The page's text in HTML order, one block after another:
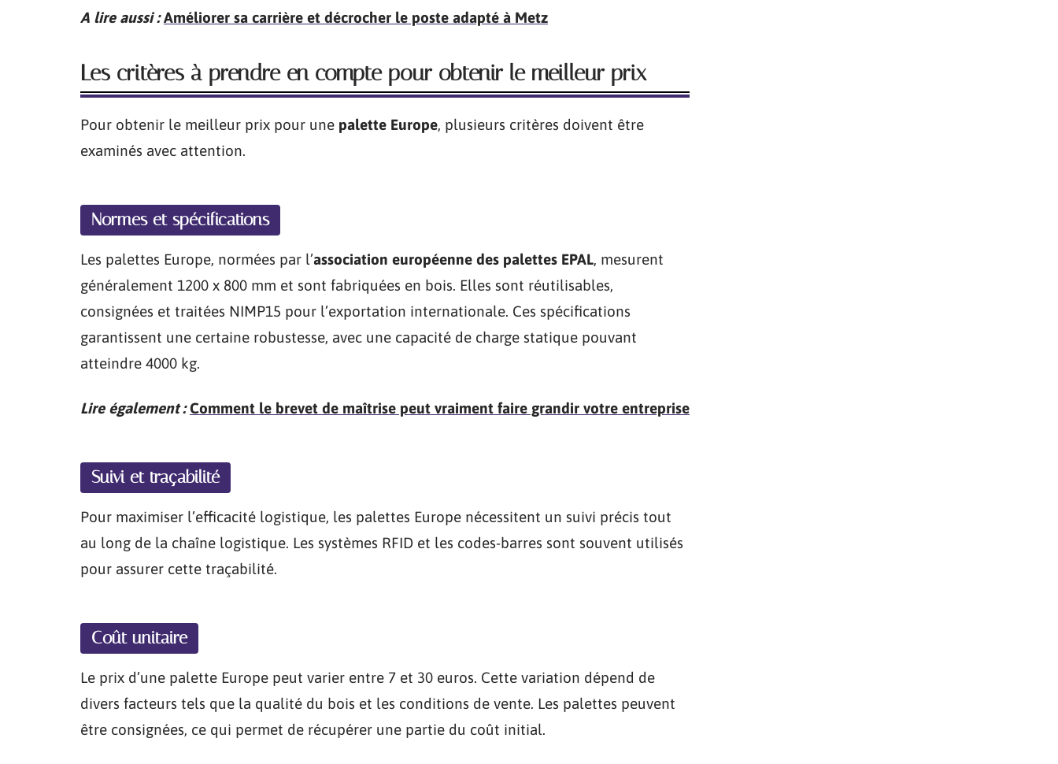
A lire aussi : Améliorer sa carrière et décrocher le poste adapté à Metz
Les critères à prendre en compte pour obtenir le meilleur prix
Pour obtenir le meilleur prix pour une palette Europe, plusieurs critères doivent être
examinés avec attention.
Normes et spécifications
Les palettes Europe, normées par l’association européenne des palettes EPAL, mesurent
généralement 1200 x 800 mm et sont fabriquées en bois. Elles sont réutilisables,
consignées et traitées NIMP15 pour l’exportation internationale. Ces spécifications
garantissent une certaine robustesse, avec une capacité de charge statique pouvant
atteindre 4000 kg.
Lire également : Comment le brevet de maîtrise peut vraiment faire grandir votre entreprise
Suivi et traçabilité
Pour maximiser l’efficacité logistique, les palettes Europe nécessitent un suivi précis tout
au long de la chaîne logistique. Les systèmes RFID et les codes-barres sont souvent utilisés
pour assurer cette traçabilité.
Coût unitaire
Le prix d’une palette Europe peut varier entre 7 et 30 euros. Cette variation dépend de
divers facteurs tels que la qualité du bois et les conditions de vente. Les palettes peuvent
être consignées, ce qui permet de récupérer une partie du coût initial.